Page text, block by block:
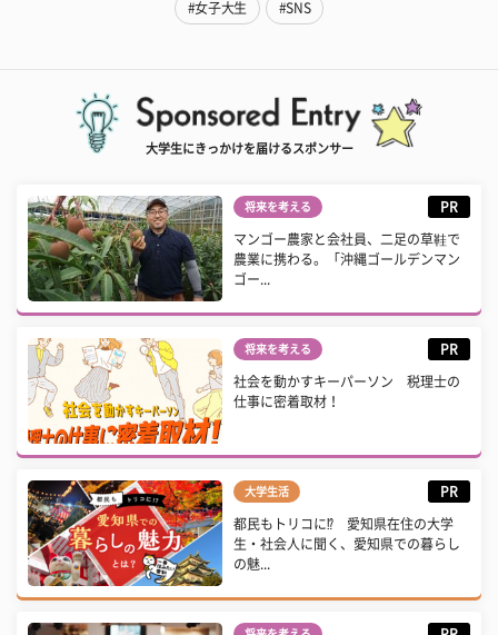
#女子大生 #SNS
大学生にきっかけを届けるスポンサー
将来を考える PR
マンゴー農家と会社員、二足の草鞋で
農業に携わる。「沖縄ゴールデンマン
ゴー...
将来を考える PR
社会を動かすキーパーソン 税理士の
仕事に密着取材！
大学生活 PR
都民もトリコに⁉ 愛知県在住の大学
生・社会人に聞く、愛知県での暮らし
の魅...